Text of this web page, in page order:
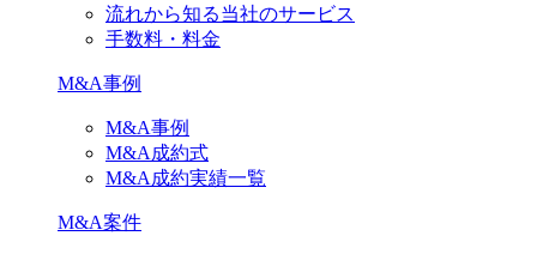
流れから知る当社のサービス
手数料・料金
M&A事例
M&A事例
M&A成約式
M&A成約実績一覧
M&A案件